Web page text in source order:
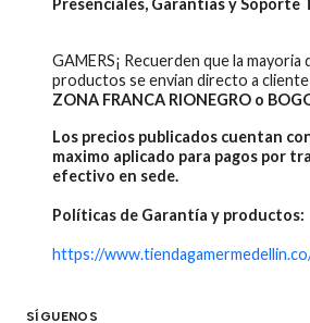
Presenciales, Garantias y Soporte
GAMERS¡ Recuerden que la
productos se envian directo a
ZONA FRANCA RIONEGRO o
Los precios publicados cuentan
maximo aplicado para pagos por
efectivo en sede.
Políticas de Garantía y productos:
https://
SÍGUENOS